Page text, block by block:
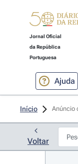
Jornal Oficial
da República
Portuguesa
Ajuda
Início Anúncio
Voltar